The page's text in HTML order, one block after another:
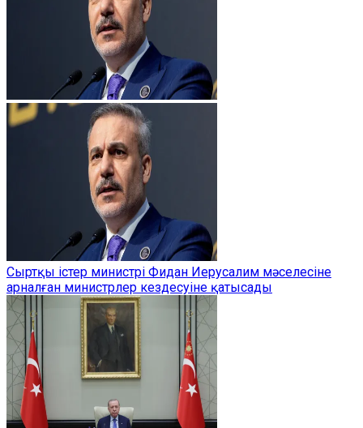
Сыртқы істер министрі Фидан Иерусалим мәселесіне
арналған министрлер кездесуіне қатысады